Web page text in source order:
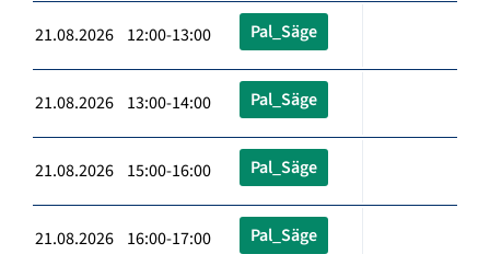
21.08.2026 12:00-13:00 Pal_Säge
21.08.2026 13:00-14:00 Pal_Säge
21.08.2026 15:00-16:00 Pal_Säge
21.08.2026 16:00-17:00 Pal_Säge